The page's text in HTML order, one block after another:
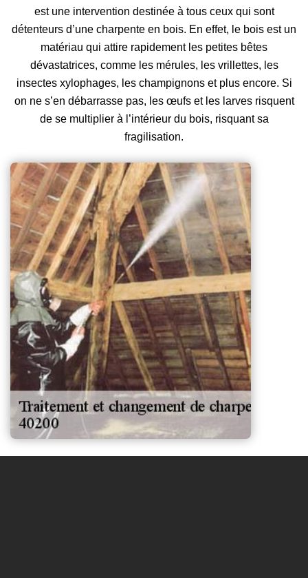
est une intervention destinée à tous ceux qui sont
détenteurs d’une charpente en bois. En effet, le bois est un
matériau qui attire rapidement les petites bêtes
dévastatrices, comme les mérules, les vrillettes, les
insectes xylophages, les champignons et plus encore. Si
on ne s’en débarrasse pas, les œufs et les larves risquent
de se multiplier à l’intérieur du bois, risquant sa
fragilisation.